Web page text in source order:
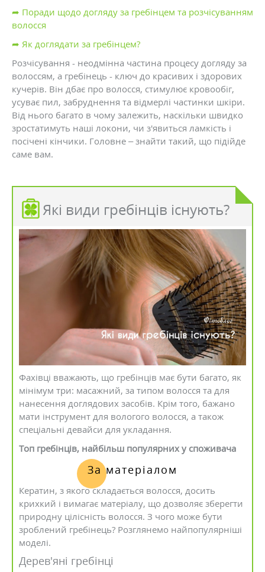
➦ Поради щодо догляду за гребінцем та розчісуванням
волосся
➦ Як доглядати за гребінцем?
Розчісування - неодмінна частина процесу догляду за
волоссям, а гребінець - ключ до красивих і здорових
кучерів. Він дбає про волосся, стимулює кровообіг,
усуває пил, забруднення та відмерлі частинки шкіри.
Від нього багато в чому залежить, наскільки швидко
зростатимуть наші локони, чи з'явиться ламкість і
посічені кінчики. Головне – знайти такий, що підійде
саме вам.
Які види гребінців існують?
Фахівці вважають, що гребінців має бути багато, як
мінімум три: масажний, за типом волосся та для
нанесення доглядових засобів. Крім того, бажано
мати інструмент для вологого волосся, а також
спеціальні девайси для укладання.
Топ гребінців, найбільш популярних у споживача
За матеріалом
Кератин, з якого складається волосся, досить
крихкий і вимагає матеріалу, що дозволяє зберегти
природну цілісність волосся. З чого може бути
зроблений гребінець? Розглянемо найпопулярніші
моделі.
Дерев'яні гребінці